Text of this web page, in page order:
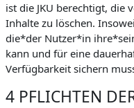
ist die JKU berechtigt, die
Inhalte zu löschen.
die*der Nutzer*in
kann und für eine
Verfügbarkeit sichern
4 PFLICHTEN